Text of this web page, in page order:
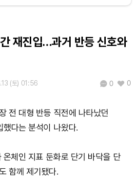
₩842,683(+1.05%)
₩106,218(+1.72%)
재진입…과거 반등 신호와
(토) 01:56 0 0
전 대형 반등 직전에 나타났던
다는 분석이 나왔다.
체인 지표 둔화로 단기 바닥을 단
함께 제기됐다.